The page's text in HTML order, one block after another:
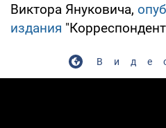
Виктора Януковича,
издания